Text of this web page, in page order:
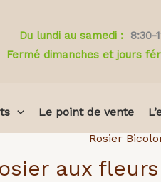
Du lundi au samedi :
8:30-
Fermé dimanches et jours
Le point de vente
Rosier
aux